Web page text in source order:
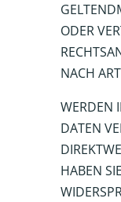
ODER
NACH
WERDEN
DATEN
HABEN